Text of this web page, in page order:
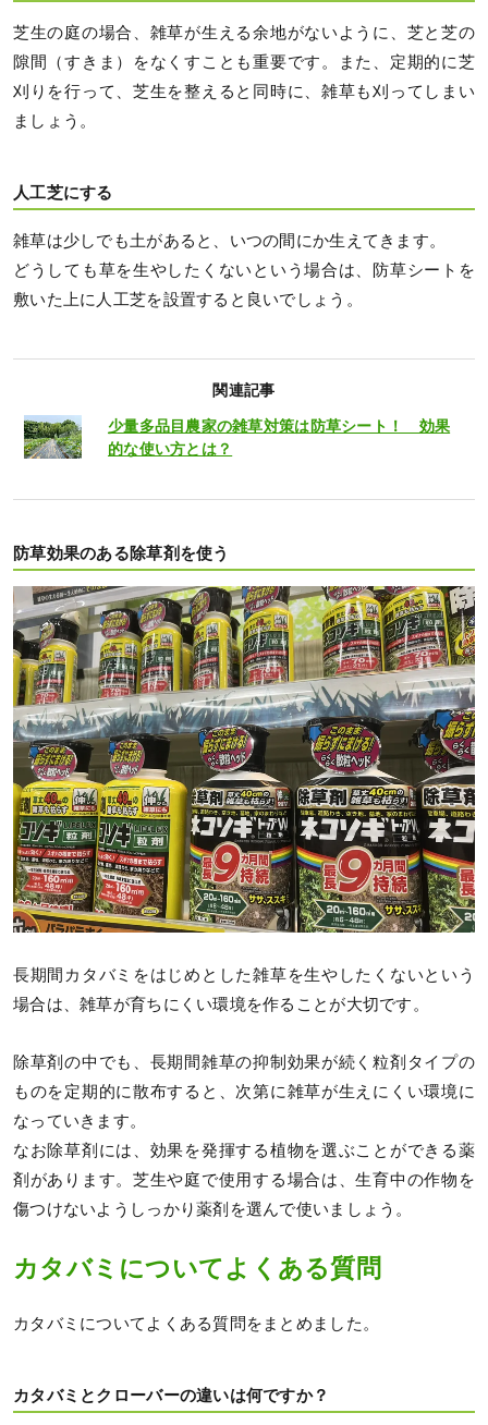
芝生の庭の場合、雑草が生える余地がないように、芝と芝の
隙間（すきま）をなくすことも重要です。また、定期的に芝
刈りを行って、芝生を整えると同時に、雑草も刈ってしまい
ましょう。
人工芝にする
雑草は少しでも土があると、いつの間にか生えてきます。
どうしても草を生やしたくないという場合は、防草シートを
敷いた上に人工芝を設置すると良いでしょう。
関連記事
少量多品目農家の雑草対策は防草シート！ 効果
的な使い方とは？
防草効果のある除草剤を使う
長期間カタバミをはじめとした雑草を生やしたくないという
場合は、雑草が育ちにくい環境を作ることが大切です。
除草剤の中でも、長期間雑草の抑制効果が続く粒剤タイプの
ものを定期的に散布すると、次第に雑草が生えにくい環境に
なっていきます。
なお除草剤には、効果を発揮する植物を選ぶことができる薬
剤があります。芝生や庭で使用する場合は、生育中の作物を
傷つけないようしっかり薬剤を選んで使いましょう。
カタバミについてよくある質問
カタバミについてよくある質問をまとめました。
カタバミとクローバーの違いは何ですか？